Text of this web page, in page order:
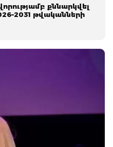
քննարկվել
թվականների